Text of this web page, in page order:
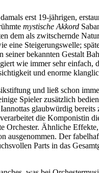
erst 19-jährigen,
mystische Akkord
dem als zwitschernde
Steigerungswelle;
bekannten Gestalt
wie immer sehr
und enorme
und ließ schon
Spieler zusätzlich
glaubwürdig
die Komponistin
Ähnliche
ausgenommen. Der
Parts in das